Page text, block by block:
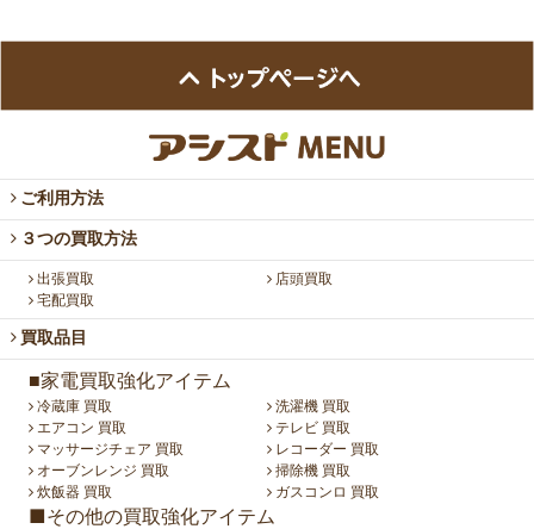
ご利用方法
３つの買取方法
出張買取
店頭買取
宅配買取
買取品目
■家電買取強化アイテム
冷蔵庫 買取
洗濯機 買取
エアコン 買取
テレビ 買取
マッサージチェア 買取
レコーダー 買取
オーブンレンジ 買取
掃除機 買取
炊飯器 買取
ガスコンロ 買取
■その他の買取強化アイテム